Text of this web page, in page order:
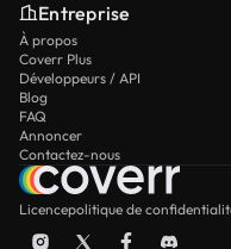
Entreprise
À propos
Coverr Plus
Développeurs / API
Blog
FAQ
Annoncer
Contactez-nous
Licencepolitique de